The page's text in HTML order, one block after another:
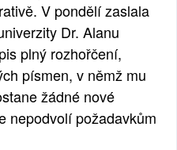
V pondělí zaslala
Dr. Alanu
plný rozhořčení,
písmen, v němž mu
žádné nové
nepodvolí požadavkům